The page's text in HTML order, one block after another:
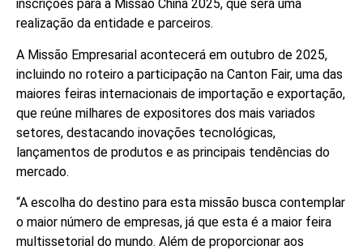
inscrições para a Missão China 2025, que será uma
realização da entidade e parceiros.
A Missão Empresarial acontecerá em outubro de 2025,
incluindo no roteiro a participação na Canton Fair, uma das
maiores feiras internacionais de importação e exportação,
que reúne milhares de expositores dos mais variados
setores, destacando inovações tecnológicas,
lançamentos de produtos e as principais tendências do
mercado.
“A escolha do destino para esta missão busca contemplar
o maior número de empresas, já que esta é a maior feira
multissetorial do mundo. Além de proporcionar aos